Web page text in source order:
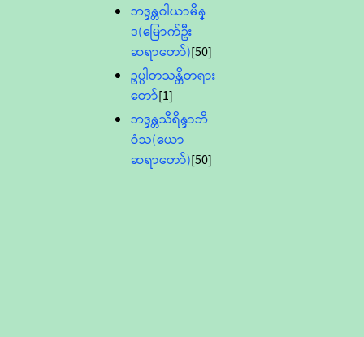
ဘဒ္ဒန္တဝါယာမိန္
ဒ(မြောက်ဦး
ဆရာတော်)[50]
ဥပ္ပါတသန္တိတရား
တော်[1]
ဘဒ္ဒန္တသီရိန္ဒာဘိ
ဝံသ(ယော
ဆရာတော်)[50]